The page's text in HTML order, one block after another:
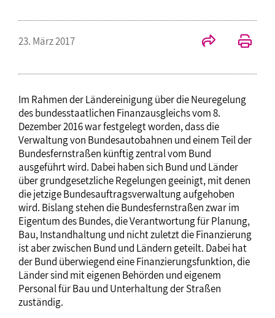
23. März 2017
Im Rahmen der Ländereinigung über die Neuregelung
des bundesstaatlichen Finanzausgleichs vom 8.
Dezember 2016 war festgelegt worden, dass die
Verwaltung von Bundesautobahnen und einem Teil der
Bundesfernstraßen künftig zentral vom Bund
ausgeführt wird. Dabei haben sich Bund und Länder
über grundgesetzliche Regelungen geeinigt, mit denen
die jetzige Bundesauftragsverwaltung aufgehoben
wird. Bislang stehen die Bundesfernstraßen zwar im
Eigentum des Bundes, die Verantwortung für Planung,
Bau, Instandhaltung und nicht zuletzt die Finanzierung
ist aber zwischen Bund und Ländern geteilt. Dabei hat
der Bund überwiegend eine Finanzierungsfunktion, die
Länder sind mit eigenen Behörden und eigenem
Personal für Bau und Unterhaltung der Straßen
zuständig.